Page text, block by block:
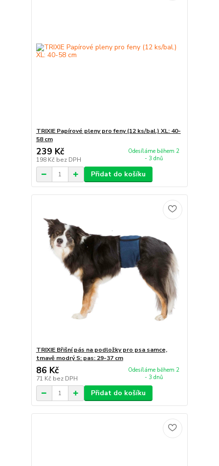
TRIXIE Papírové pleny pro feny (12 ks/bal.) XL: 40-
58 cm
239 Kč
198 Kč bez DPH
Odesíláme během 2
- 3 dnů
Přidat do košíku
TRIXIE Břišní pás na podložky pro psa samce,
tmavě modrý S: pas: 29-37 cm
86 Kč
71 Kč bez DPH
Odesíláme během 2
- 3 dnů
Přidat do košíku